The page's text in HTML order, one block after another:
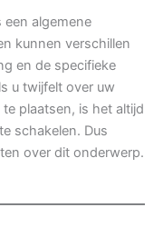
algemene
kunnen verschillen
en de specifieke
u twijfelt over uw
plaatsen, is het altijd
schakelen. Dus
over dit onderwerp.